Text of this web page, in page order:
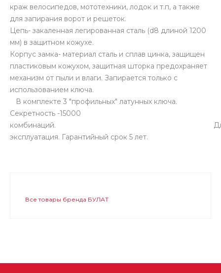
краж велосипедов, мототехники, лодок и т.п, а также
для запирания ворот и решеток.
Цепь- закаленная легированная сталь (d8 длиной 1200
мм) в защитном кожухе.
Корпус замка- материал сталь и сплав цинка, защищен
пластиковым кожухом, защитная шторка предохраняет
механизм от пыли и влаги. Запирается только с
использованием ключа.
В комплекте 3 "профильных" латунных ключа.
Секретность -15000
комбинаций.
эксплуатация. Гарантийный срок 5 лет.
Все товары бренда БУЛАТ